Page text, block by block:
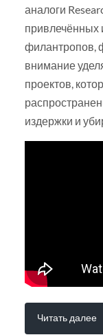
аналоги
привлечённых
филантропов,
внимание
проектов,
издержки и
Читать далее